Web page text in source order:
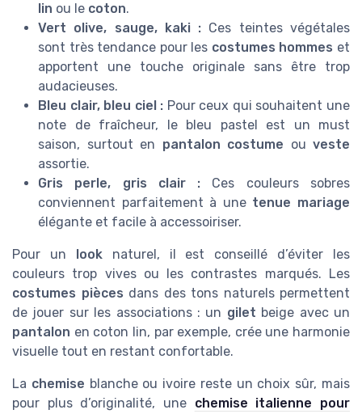
lin ou le coton.
Vert olive, sauge, kaki : Ces teintes végétales
sont très tendance pour les costumes hommes et
apportent une touche originale sans être trop
audacieuses.
Bleu clair, bleu ciel : Pour ceux qui souhaitent une
note de fraîcheur, le bleu pastel est un must
saison, surtout en pantalon costume ou veste
assortie.
Gris perle, gris clair : Ces couleurs sobres
conviennent parfaitement à une tenue mariage
élégante et facile à accessoiriser.
Pour un looknaturel, il est conseillé d’éviter les
couleurs trop vives ou les contrastes marqués. Les
costumes pièces dans des tons naturels permettent
de jouer sur les associations : un gilet beige avec un
pantalon en coton lin, par exemple, crée une harmonie
visuelle tout en restant confortable.
La chemise blanche ou ivoire reste un choix sûr, mais
pour plus d’originalité, une chemise italienne pour